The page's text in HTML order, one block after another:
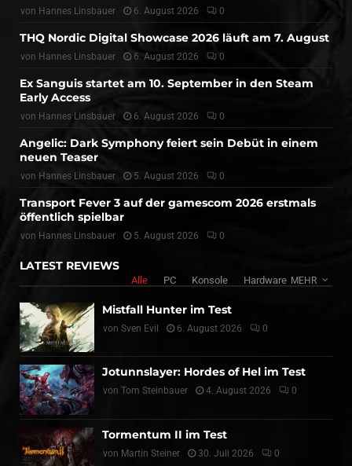
von Hannes Linsbauer 6. August 2026 0
THQ Nordic Digital Showcase 2026 läuft am 7. August
von Hannes Linsbauer 6. August 2026 0
Ex Sanguis startet am 10. September in den Steam
Early Access
von Hannes Linsbauer 6. August 2026 0
Angelic: Dark Symphony feiert sein Debüt in einem
neuen Teaser
von Hannes Linsbauer 5. August 2026 0
Transport Fever 3 auf der gamescom 2026 erstmals
öffentlich spielbar
von Hannes Linsbauer 5. August 2026 0
LATEST REVIEWS
Alle PC Konsole Hardware MEHR
Mistfall Hunter im Test
von Sven Evil 6. August 2026 0
Jotunnslayer: Hordes of Hel im Test
von Tom Steinbauer 4. August 2026 0
Tormentum II im Test
von Martin Steiner 30. Juli 2026 0